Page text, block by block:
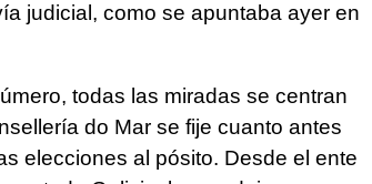
judicial, como se apuntaba ayer en
todas las miradas se centran
do Mar se fije cuanto antes
elecciones al pósito. Desde el ente